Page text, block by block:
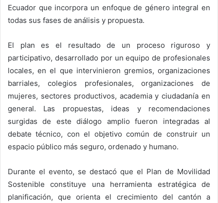
Ecuador que incorpora un enfoque de género integral en
todas sus fases de análisis y propuesta.
El plan es el resultado de un proceso riguroso y
participativo, desarrollado por un equipo de profesionales
locales, en el que intervinieron gremios, organizaciones
barriales, colegios profesionales, organizaciones de
mujeres, sectores productivos, academia y ciudadanía en
general. Las propuestas, ideas y recomendaciones
surgidas de este diálogo amplio fueron integradas al
debate técnico, con el objetivo común de construir un
espacio público más seguro, ordenado y humano.
Durante el evento, se destacó que el Plan de Movilidad
Sostenible constituye una herramienta estratégica de
planificación, que orienta el crecimiento del cantón a